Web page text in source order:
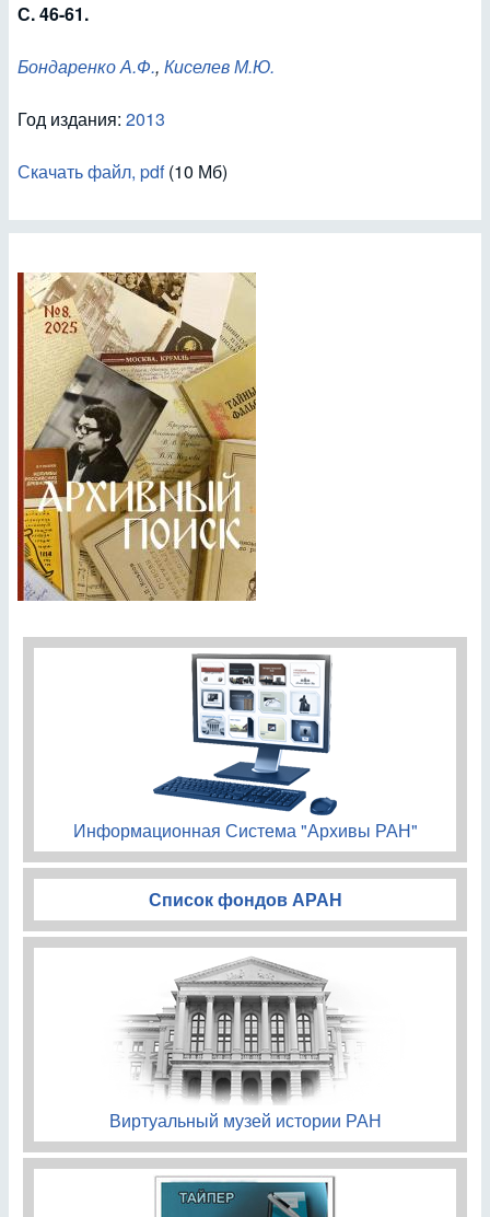
С. 46-61.
Бондаренко А.Ф., Киселев М.Ю.
Год издания: 2013
Скачать файл, pdf(10 Мб)
Информационная Система "Архивы РАН"
Список фондов АРАН
Виртуальный музей истории РАН